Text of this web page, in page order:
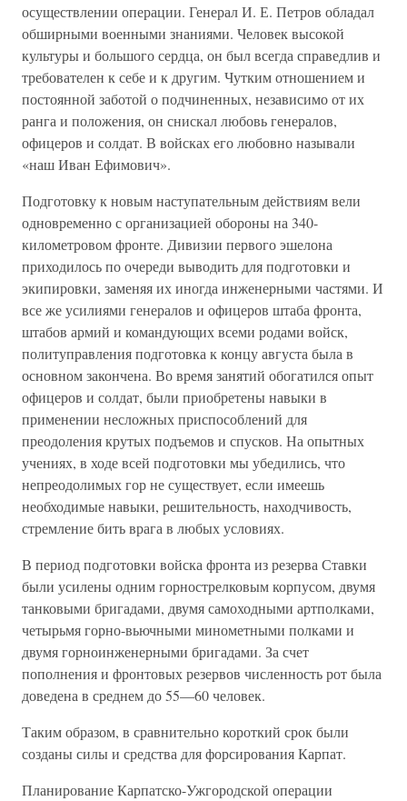
осуществлении операции. Гене­рал И. Е. Петров обладал
обширными военными знаниями. Чело­век высокой
культуры и большого сердца, он был всегда справедлив и
требователен к себе и к другим. Чутким отношением и
постоянной заботой о подчиненных, независимо от их
ранга и положения, он снискал любовь генералов,
офицеров и солдат. В войсках его любовно называли
«наш Иван Ефимович».
Подготовку к новым наступательным действиям вели
одновремен­но с организацией обороны на 340-
километровом фронте. Дивизии первого эшелона
приходилось по очереди выводить для подготовки и
экипировки, заменяя их иногда инженерными частями. И
все же усилиями генералов и офицеров штаба фронта,
штабов армий и ко­мандующих всеми родами войск,
политуправления подготовка к концу августа была в
основном закончена. Во время занятий обогатился опыт
офицеров и солдат, были приобретены навыки в
применении несложных приспособлений для
преодоления крутых подъемов и спусков. На опытных
учениях, в ходе всей подготовки мы убеди­лись, что
непреодолимых гор не существует, если имеешь
необходи­мые навыки, решительность, находчивость,
стремление бить врага в любых условиях.
В период подготовки войска фронта из резерва Ставки
были усиле­ны одним горнострелковым корпусом, двумя
танковыми бригадами, двумя самоходными артполками,
четырьмя горно-вьючными мино­метными полками и
двумя горноинженерными бригадами. За счет
пополнения и фронтовых резервов численность рот была
доведена в среднем до 55—60 человек.
Таким образом, в сравнительно короткий срок были
созданы силы и средства для форсирования Карпат.
Планирование Карпатско-Ужгородской операции